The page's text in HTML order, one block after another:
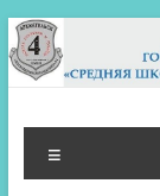
Перейти
к
содержимому
МБОУ
Архангельск